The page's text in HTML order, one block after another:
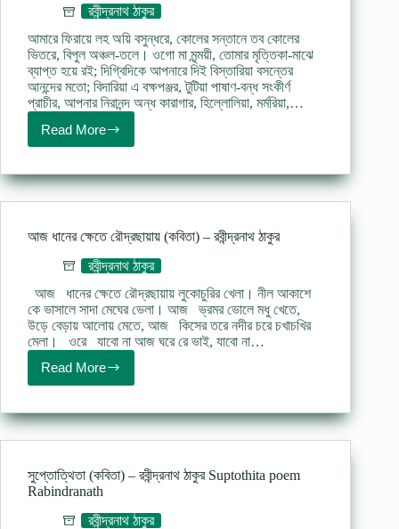
রবীন্দ্রনাথ ঠাকুর
আমারে ফিরায়ে লহ অয়ি বসুন্ধরে, কোলের সন্তানে তব কোলের
ভিতরে, বিপুল অঞ্চল-তলে। ওগো মা মৃন্ময়ী, তোমার মৃত্তিকা-মাঝে
ব্যাপ্ত হয়ে রই; দিগ্বিদিকে আপনারে দিই বিস্তারিয়া বসন্তের
আনন্দের মতো; বিদারিয়া এ বক্ষপঞ্জর, টুটিয়া পাষাণ-বন্ধ সংকীর্ণ
প্রাচীর, আপনার নিরানন্দ অন্ধ কারাগার, হিল্লোলিয়া, মর্মরিয়া,…
Read More
বসুন্ধরা
(কবিতা)
রবীন্দ্রনাথ
ঠাকুর
poem
lyrics
আজ ধানের ক্ষেতে রৌদ্রছায়ায় (কবিতা) – রবীন্দ্রনাথ ঠাকুর
রবীন্দ্রনাথ ঠাকুর
আজ ধানের ক্ষেতে রৌদ্রছায়ায় লুকোচুরির খেলা। নীল আকাশে
কে ভাসালে সাদা মেঘের ভেলা। আজ ভ্রমর ভোলে মধু খেতে,
উড়ে বেড়ায় আলোয় মেতে, আজ কিসের তরে নদীর চরে চখাচখির
মেলা। ওরে যাবো না আজ ঘরে রে ভাই, যাবো না…
Read More
আজ
ধানের
রৌদ্রছায়ায়
(কবিতা)
রবীন্দ্রনাথ
ঠাকুর
সুপ্তোত্থিতা (কবিতা) – রবীন্দ্রনাথ ঠাকুর Suptothita poem
Rabindranath
রবীন্দ্রনাথ ঠাকুর